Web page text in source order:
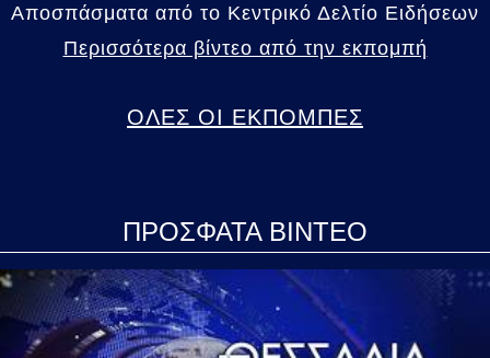
Αποσπάσματα από το Κεντρικό Δελτίο Ειδήσεων
Περισσότερα βίντεο από την εκπομπή
ΟΛΕΣ ΟΙ ΕΚΠΟΜΠΕΣ
ΠΡΟΣΦΑΤΑ ΒΙΝΤΕΟ